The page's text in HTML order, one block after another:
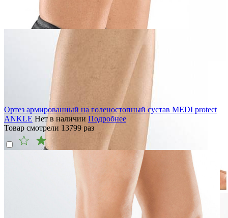
Ортез армированный на голеностопный сустав MEDI protect
ANKLE Нет в наличии Подробнее
Товар смотрели 13799 раз